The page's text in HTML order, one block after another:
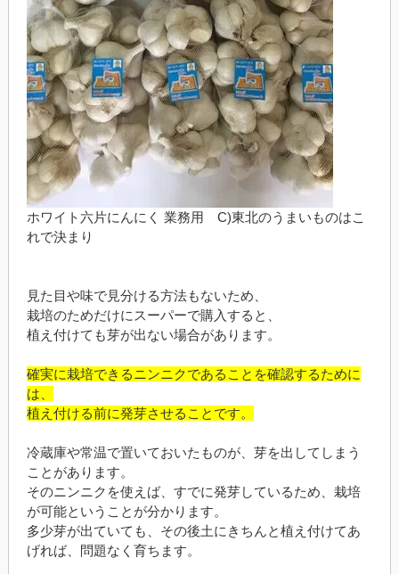
ホワイト六片にんにく 業務用 C)東北のうまいものはこ
れで決まり
見た目や味で見分ける方法もないため、
栽培のためだけにスーパーで購入すると、
植え付けても芽が出ない場合があります。
確実に栽培できるニンニクであることを確認するために
は、
植え付ける前に発芽させることです。
冷蔵庫や常温で置いておいたものが、芽を出してしまう
ことがあります。
そのニンニクを使えば、すでに発芽しているため、栽培
が可能ということが分かります。
多少芽が出ていても、その後土にきちんと植え付けてあ
げれば、問題なく育ちます。